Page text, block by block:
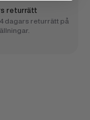
returrätt
dagars returrätt på